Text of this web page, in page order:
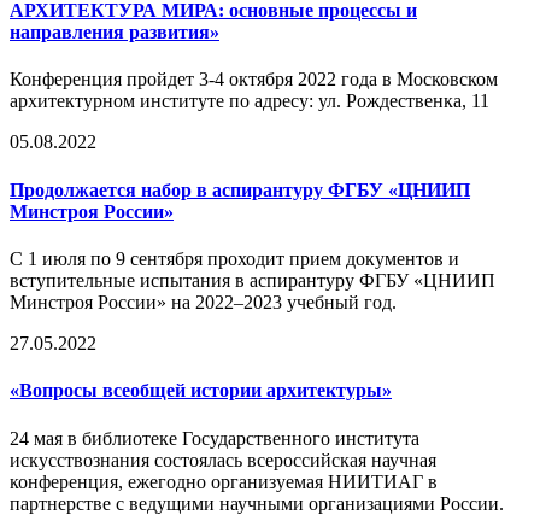
АРХИТЕКТУРА МИРА: основные процессы и
направления развития»
Конференция пройдет 3-4 октября 2022 года в Московском
архитектурном институте по адресу: ул. Рождественка, 11
05.08.2022
Продолжается набор в аспирантуру ФГБУ «ЦНИИП
Минстроя России»
С 1 июля по 9 сентября проходит прием документов и
вступительные испытания в аспирантуру ФГБУ «ЦНИИП
Минстроя России» на 2022–2023 учебный год.
27.05.2022
«Вопросы всеобщей истории архитектуры»
24 мая в библиотеке Государственного института
искусствознания состоялась всероссийская научная
конференция, ежегодно организуемая НИИТИАГ в
партнерстве с ведущими научными организациями России.